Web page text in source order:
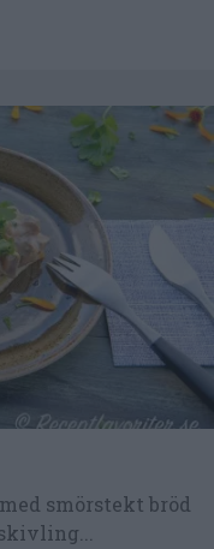
smörstekt bröd